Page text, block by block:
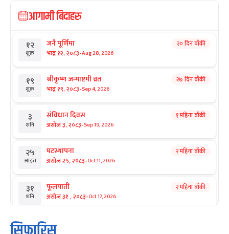
आगामी बिदाहरु
१२
शुक्र
जनै पूर्णिमा
भाद्र १२, २०८३-Aug 28, 2026
२० दिन बाँकी
१९
शुक्र
श्रीकृष्ण जन्माष्टमी व्रत
भाद्र १९, २०८३-Sep 4, 2026
२७ दिन बाँकी
३
शनि
संविधान दिवस
असोज ३, २०८३-Sep 19, 2026
१ महिना बाँकी
२५
आइत
घटस्थापना
असोज २५, २०८३-Oct 11, 2026
२ महिना बाँकी
३१
शनि
फूलपाती
असोज ३१ , २०८३-Oct 17, 2026
२ महिना बाँकी
१ कार्तिक सङ्क्रान्ति